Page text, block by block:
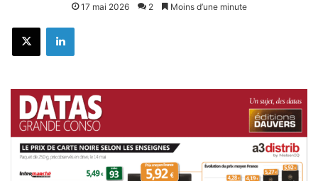
17 mai 2026 2 Moins d’une minute
X Linkedin